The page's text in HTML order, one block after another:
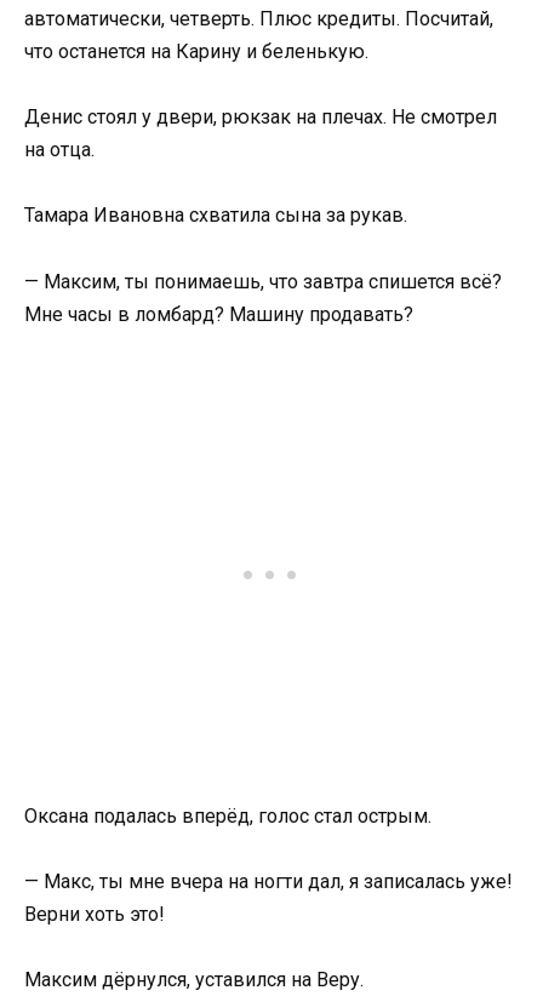
автоматически, четверть. Плюс кредиты. Посчитай,
что останется на Карину и беленькую.
Денис стоял у двери, рюкзак на плечах. Не смотрел
на отца.
Тамара Ивановна схватила сына за рукав.
— Максим, ты понимаешь, что завтра спишется всё?
Мне часы в ломбард? Машину продавать?
Оксана подалась вперёд, голос стал острым.
— Макс, ты мне вчера на ногти дал, я записалась уже!
Верни хоть это!
Максим дёрнулся, уставился на Веру.